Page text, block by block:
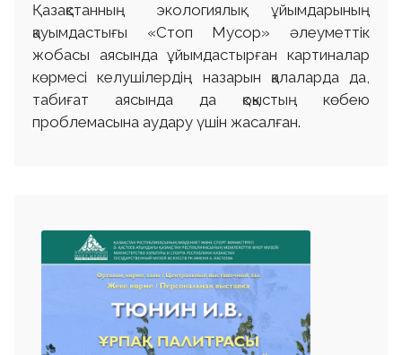
Қазақстанның экологиялық ұйымдарының
қауымдастығы «Стоп Мусор» әлеуметтік
жобасы аясында ұйымдастырған картиналар
көрмесі келушілердің назарын қалаларда да,
табиғат аясында да қоқыстың көбею
проблемасына аудару үшін жасалған.